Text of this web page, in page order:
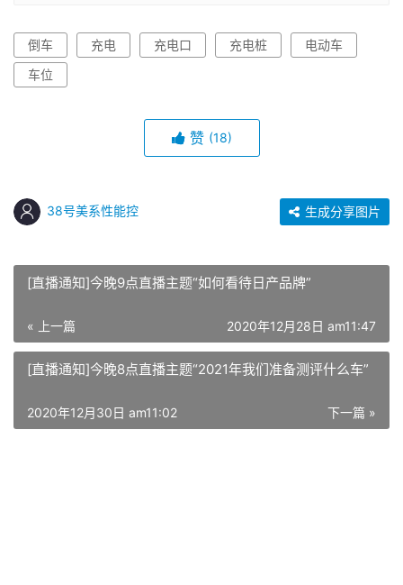
倒车 充电 充电口 充电桩
电动车
车位
赞 (18)
38号美系性能控 生成分享图片
[直播通知]今晚9点直播主题“如何看待日产品牌”
« 上一篇 2020年12月28日 am11:47
[直播通知]今晚8点直播主题“2021年我们准备测评什么车”
下一篇 »
2020年12月30日 am11:02